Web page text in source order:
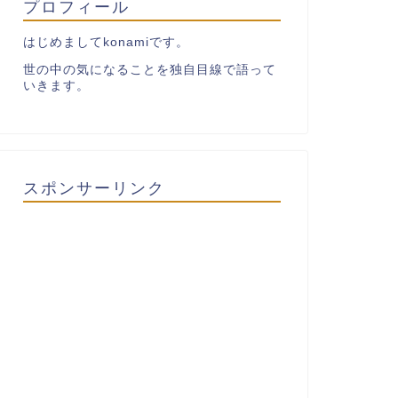
プロフィール
はじめましてkonamiです。
世の中の気になることを独自目線で語って
いきます。
スポンサーリンク